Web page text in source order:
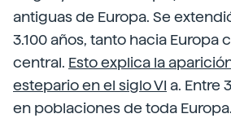
antiguas de Europa. Se
3.100 años, tanto hacia Europa
central. Esto explica la
estepario en el siglo VI a. Entre
en poblaciones de toda Europa.